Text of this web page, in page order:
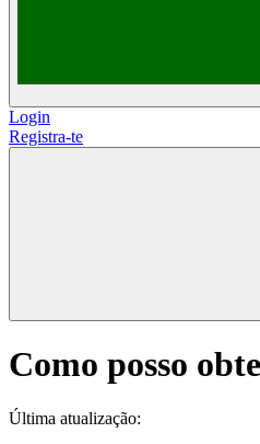
Login
Registra-te
Como posso
Última atualização: